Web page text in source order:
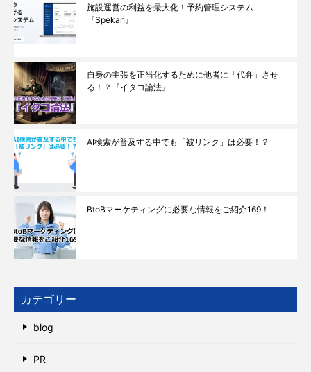
施設運営の利益を最大化！予約管理システム
『Spekan』
自身の主張を正当化するために他者に「代弁」させ
る！？『イタコ論法』
AI検索が普及する中でも「被リンク」は必要！？
BtoBマーケティングに必要な情報をご紹介169！
カテゴリー
blog
PR